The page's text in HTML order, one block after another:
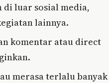
di luar sosial media,
lainnya.
komentar atau direct
merasa terlalu banyak